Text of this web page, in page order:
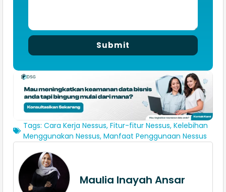
Submit
Tags: Cara Kerja Nessus, Fitur-fitur Nessus, Kelebihan
Menggunakan Nessus, Manfaat Penggunaan Nessus
Maulia Inayah Ansar